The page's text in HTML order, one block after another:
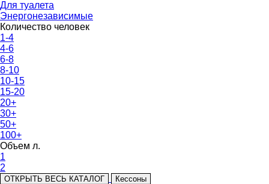
Для туалета
Энергонезависимые
Количество человек
1-4
4-6
6-8
8-10
10-15
15-20
20+
30+
50+
100+
Объем л.
1
2
ОТКРЫТЬ ВЕСЬ КАТАЛОГ Кессоны